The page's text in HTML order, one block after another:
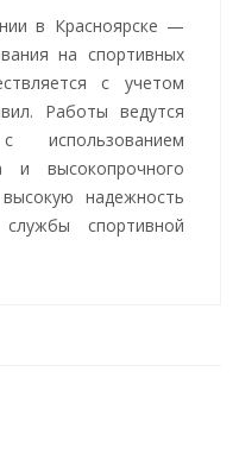
в Красноярске —
на спортивных
с учетом
Работы ведутся
и высокопрочного
надежность
спортивной